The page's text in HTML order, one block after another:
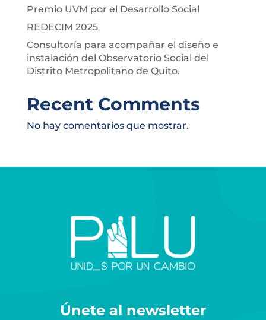
Premio UVM por el Desarrollo Social
REDECIM 2025
Consultoría para acompañar el diseño e
instalación del Observatorio Social del
Distrito Metropolitano de Quito.
Recent Comments
No hay comentarios que mostrar.
Únete al newsletter